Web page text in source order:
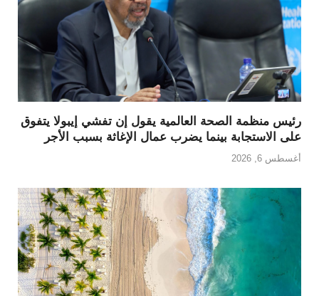
رئيس منظمة الصحة العالمية يقول إن تفشي إيبولا يتفوق
على الاستجابة بينما يضرب عمال الإغاثة بسبب الأجر
أغسطس 6, 2026